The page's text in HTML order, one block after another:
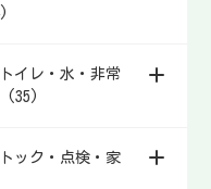
イレ・水・非常
(35)
ック・点検・家